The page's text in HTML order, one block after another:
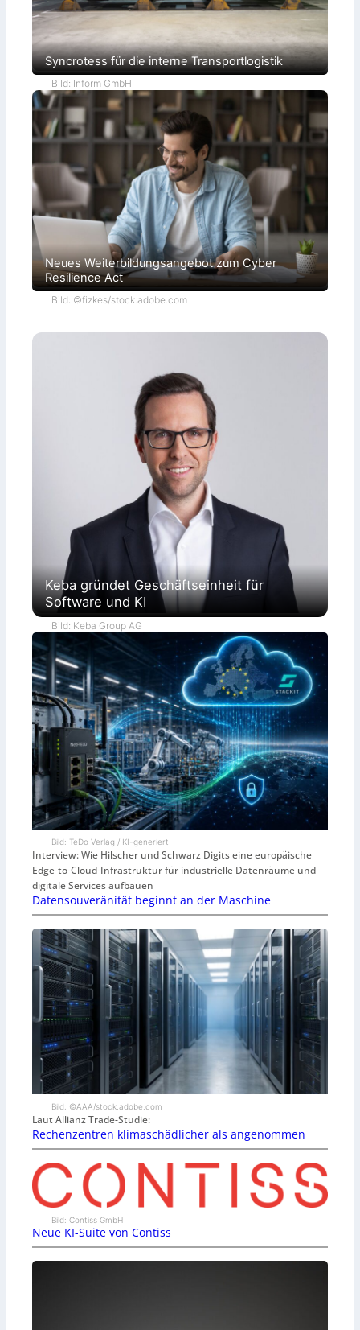
t
e
e
r
m
ö
i
h
Syncrotess für die interne Transportlogistik
Bild: Inform GmbH
Neues Weiterbildungsangebot zum Cyber
Resilience Act
Bild: ©fizkes/stock.adobe.com
Keba gründet Geschäftseinheit für
Software und KI
Bild: Keba Group AG
Bild: TeDo Verlag / KI-generiert
Interview: Wie Hilscher und Schwarz Digits eine europäische
Edge-to-Cloud-Infrastruktur für industrielle Datenräume und
digitale Services aufbauen
Datensouveränität beginnt an der Maschine
Bild: ©AAA/stock.adobe.com
Laut Allianz Trade-Studie:
Rechenzentren klimaschädlicher als angenommen
Bild: Contiss GmbH
Neue KI-Suite von Contiss